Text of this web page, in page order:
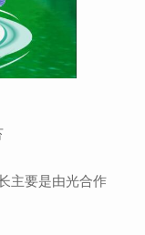
主要是由光合作